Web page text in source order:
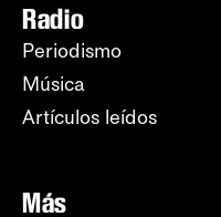
Radio
Periodismo
Música
Artículos leídos
Más